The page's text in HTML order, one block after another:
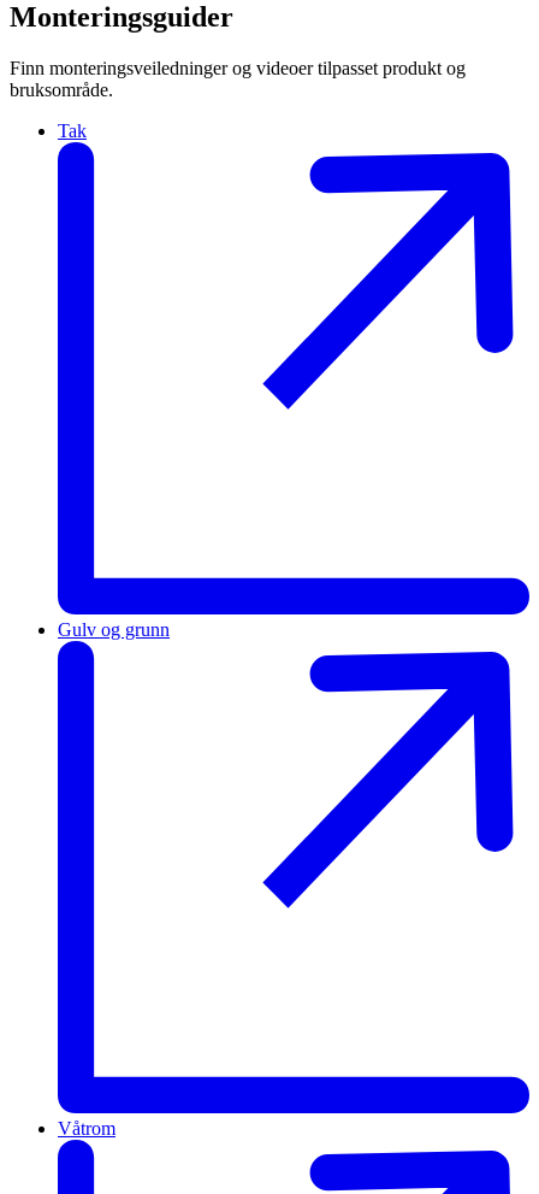
Monteringsguider
Finn monteringsveiledninger og videoer tilpasset produkt og
bruksområde.
Tak
Gulv og grunn
Våtrom